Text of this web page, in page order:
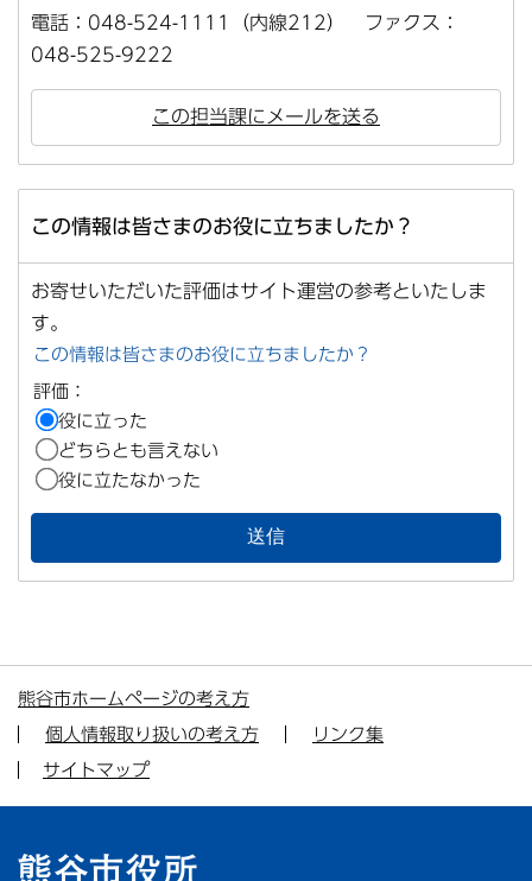
電話：048-524-1111（内線212） ファクス：
048-525-9222
この担当課にメールを送る
この情報は皆さまのお役に立ちましたか？
お寄せいただいた評価はサイト運営の参考といたしま
す。
この情報は皆さまのお役に立ちましたか？
評価：
役に立った
どちらとも言えない
役に立たなかった
熊谷市ホームページの考え方
個人情報取り扱いの考え方
リンク集
サイトマップ